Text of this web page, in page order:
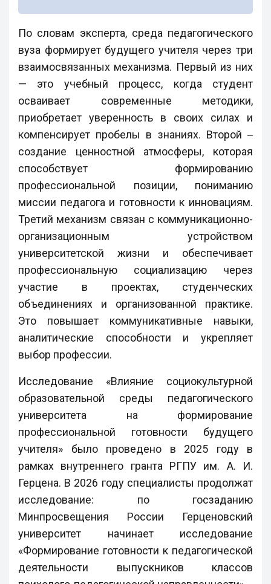
По словам эксперта, среда педагогического
вуза формирует будущего учителя через три
взаимосвязанных механизма. Первый из них
— это учебный процесс, когда студент
осваивает современные методики,
приобретает уверенность в своих силах и
компенсирует пробелы в знаниях. Второй ‒
создание ценностной атмосферы, которая
способствует формированию
профессиональной позиции, пониманию
миссии педагога и готовности к инновациям.
Третий механизм связан с коммуникационно-
организационным устройством
университетской жизни и обеспечивает
профессиональную социализацию через
участие в проектах, студенческих
объединениях и организованной практике.
Это повышает коммуникативные навыки,
аналитические способности и укрепляет
выбор профессии.
Исследование «Влияние социокультурной
образовательной среды педагогического
университета на формирование
профессиональной готовности будущего
учителя» было проведено в 2025 году в
рамках внутреннего гранта РГПУ им. А. И.
Герцена. В 2026 году специалисты продолжат
исследование: по госзаданию
Минпросвещения России Герценовский
университет начинает исследование
«Формирование готовности к педагогической
деятельности выпускников классов